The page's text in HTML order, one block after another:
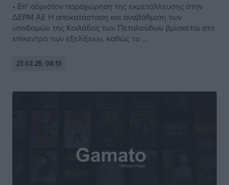
• Επ’ αόριστον παραχώρηση της εκμετάλλευσης στην
ΔΕΡΜ ΑΕ Η αποκατάσταση και αναβάθμιση των
υποδομών της Κοιλάδας των Πεταλούδων βρίσκεται στο
επίκεντρο των εξελίξεων, καθώς το ...
27.02.25, 08:13